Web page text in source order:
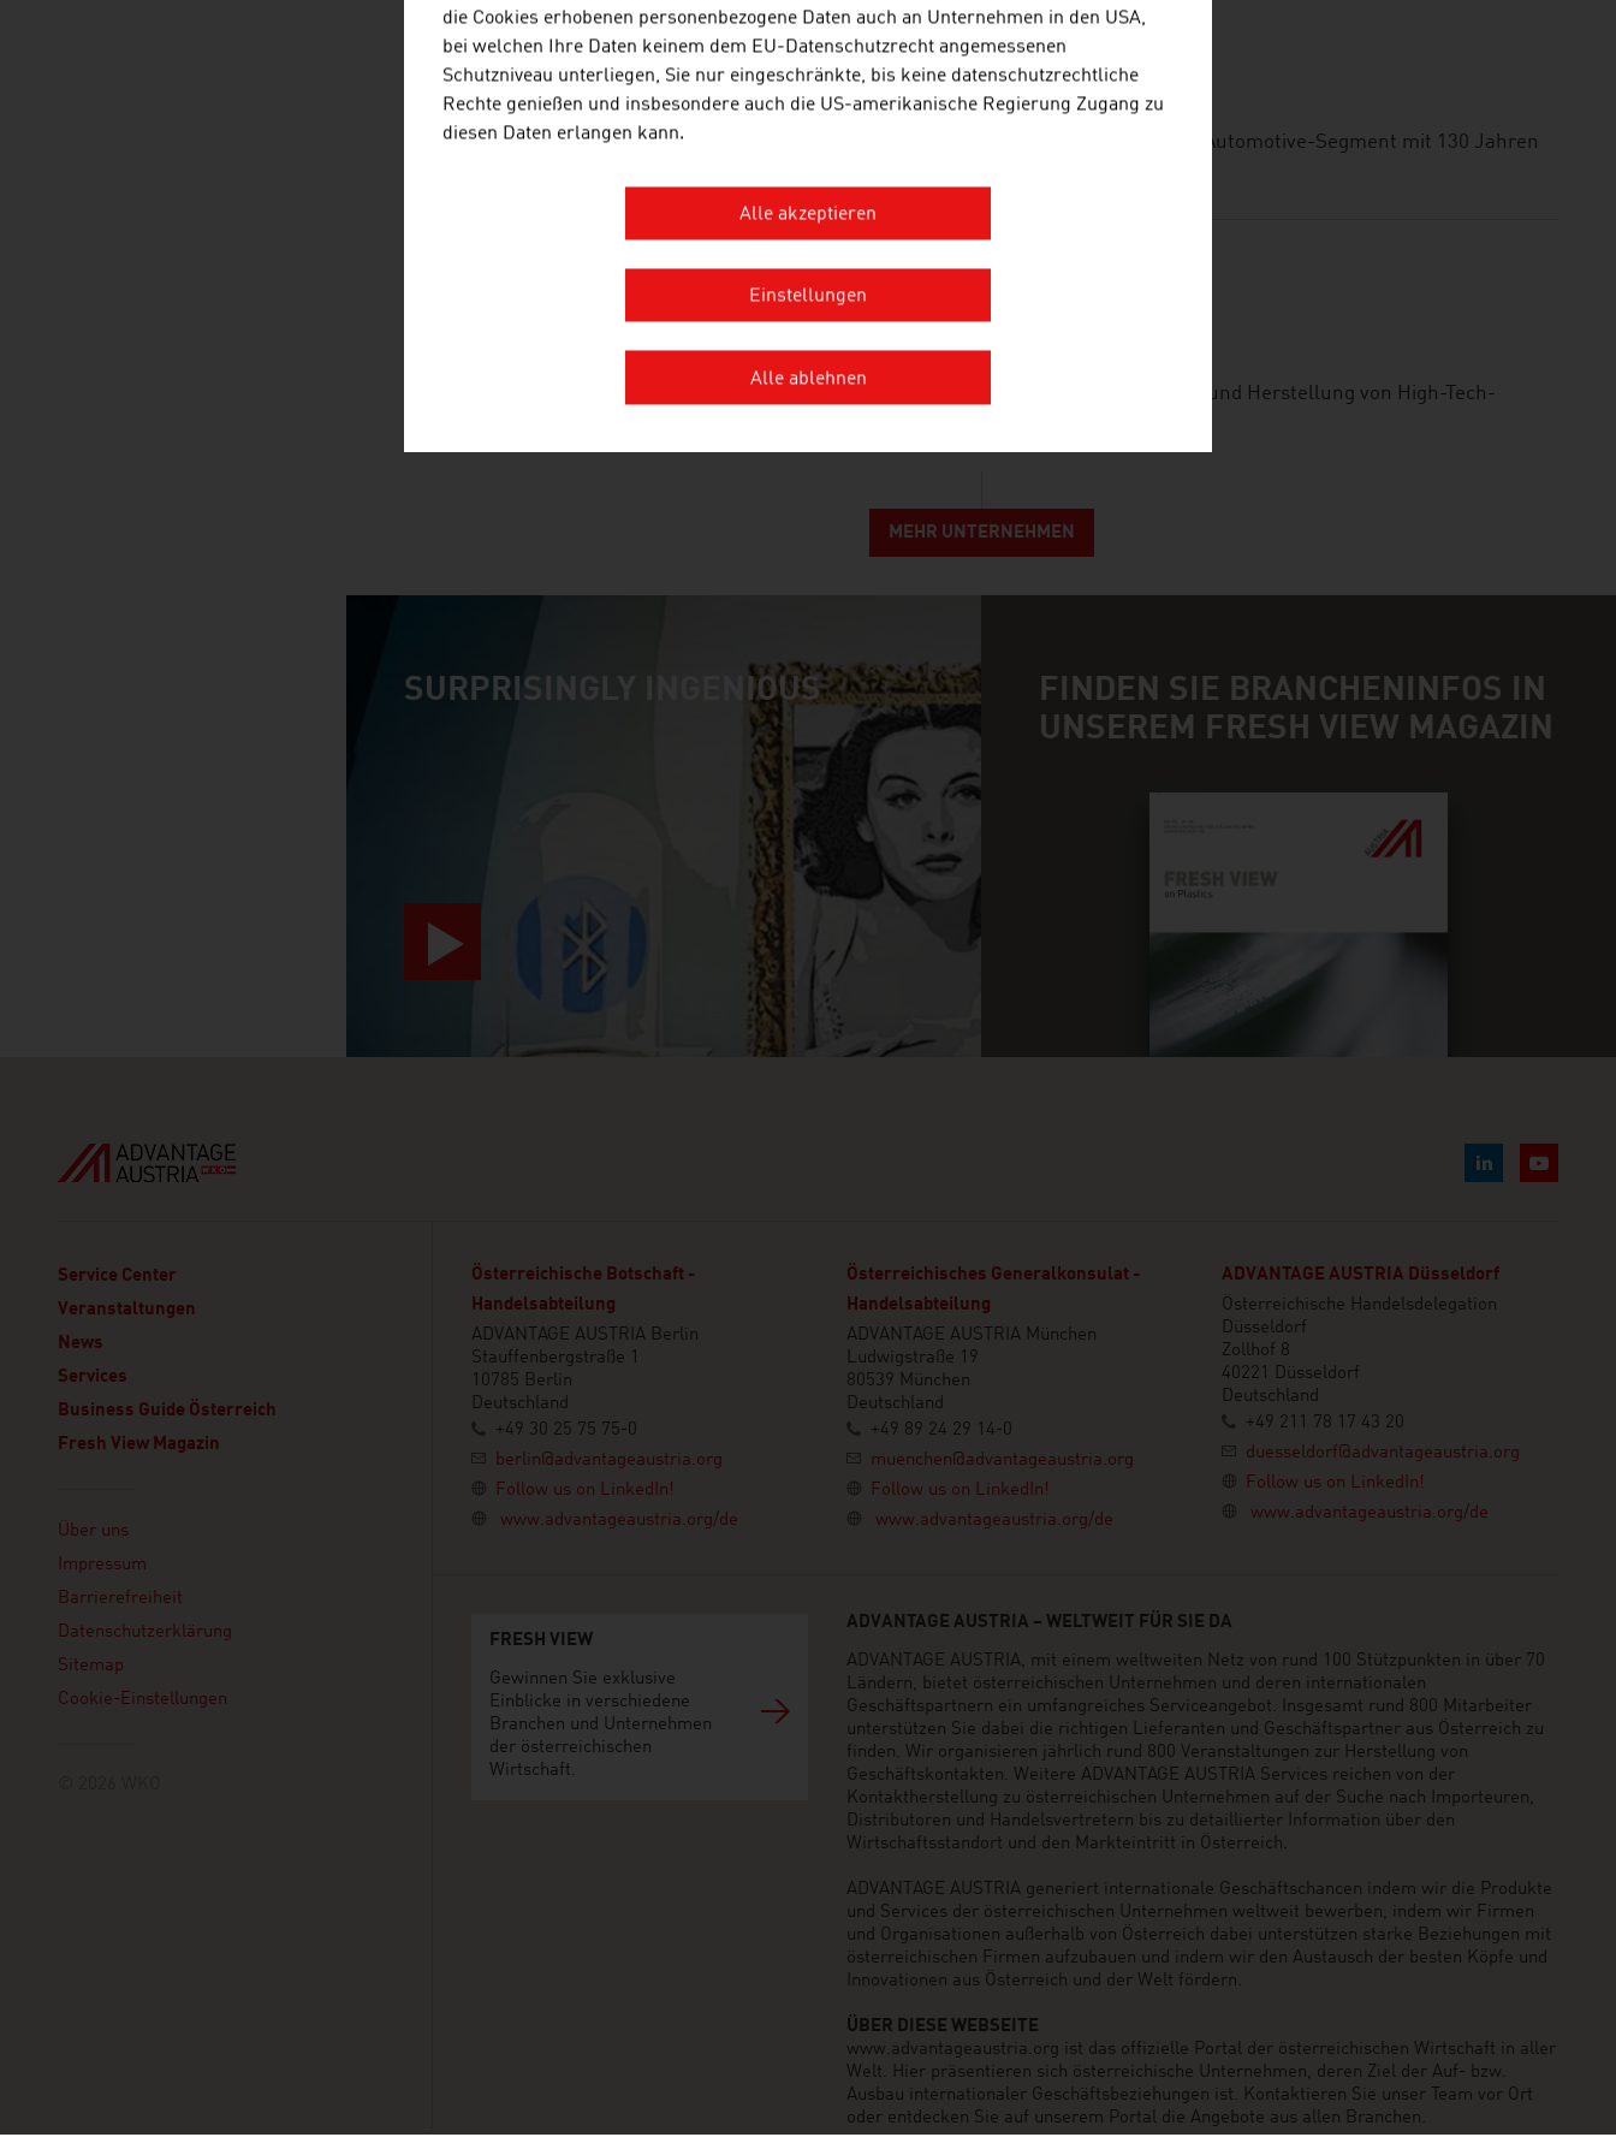
POLLMANN INTERNATIONAL GMBH
Pollmann ist ein weltweit agierendes Familienunternehmen im Automotive-Segment mit 130 Jahren
Der Qualitäts- und Technologieführer ifw ist auf die Entwicklung und Herstellung von High-Tech-
MEHR UNTERNEHMEN
SURPRISINGLY INGENIOUS
FINDEN SIE BRANCHENINFOS IN
UNSEREM FRESH VIEW MAGAZIN
Service Center
Veranstaltungen
News
Services
Business Guide Österreich
Fresh View Magazin
Über uns
Impressum
Barrierefreiheit
Datenschutzerklärung
Sitemap
Cookie-Einstellungen
Österreichische Botschaft -
Handelsabteilung
ADVANTAGE AUSTRIA Berlin
Stauffenbergstraße 1
10785 Berlin
Deutschland
+49 30 25 75 75-0
berlin@advantageaustria.org
Follow us on LinkedIn!
www.advantageaustria.org/de
Österreichisches Generalkonsulat -
Handelsabteilung
ADVANTAGE AUSTRIA München
Ludwigstraße 19
80539 München
Deutschland
+49 89 24 29 14-0
muenchen@advantageaustria.org
Follow us on LinkedIn!
www.advantageaustria.org/de
ADVANTAGE AUSTRIA Düsseldorf
Österreichische Handelsdelegation
Düsseldorf
Zollhof 8
40221 Düsseldorf
Deutschland
+49 211 78 17 43 20
duesseldorf@advantageaustria.org
Follow us on LinkedIn!
www.advantageaustria.org/de
FRESH VIEW
Gewinnen Sie exklusive
Einblicke in verschiedene
Branchen und Unternehmen
der österreichischen
Wirtschaft.
ADVANTAGE AUSTRIA – WELTWEIT FÜR SIE DA
ADVANTAGE AUSTRIA, mit einem weltweiten Netz von rund 100 Stützpunkten in über 70
Ländern, bietet österreichischen Unternehmen und deren internationalen
Geschäftspartnern ein umfangreiches Serviceangebot. Insgesamt rund 800 Mitarbeiter
unterstützen Sie dabei die richtigen Lieferanten und Geschäftspartner aus Österreich zu
finden. Wir organisieren jährlich rund 800 Veranstaltungen zur Herstellung von
Geschäftskontakten. Weitere ADVANTAGE AUSTRIA Services reichen von der
Kontaktherstellung zu österreichischen Unternehmen auf der Suche nach Importeuren,
Distributoren und Handelsvertretern bis zu detaillierter Information über den
Wirtschaftsstandort und den Markteintritt in Österreich.
ADVANTAGE AUSTRIA generiert internationale Geschäftschancen indem wir die Produkte
und Services der österreichischen Unternehmen weltweit bewerben, indem wir Firmen
und Organisationen außerhalb von Österreich dabei unterstützen starke Beziehungen mit
österreichischen Firmen aufzubauen und indem wir den Austausch der besten Köpfe und
Innovationen aus Österreich und der Welt fördern.
ÜBER DIESE WEBSEITE
www.advantageaustria.org ist das offizielle Portal der österreichischen Wirtschaft in aller
Welt. Hier präsentieren sich österreichische Unternehmen, deren Ziel der Auf- bzw.
Ausbau internationaler Geschäftsbeziehungen ist. Kontaktieren Sie unser Team vor Ort
oder entdecken Sie auf unserem Portal die Angebote aus allen Branchen.
die Cookies erhobenen personenbezogene Daten auch an Unternehmen in den USA,
bei welchen Ihre Daten keinem dem EU-Datenschutzrecht angemessenen
Schutzniveau unterliegen, Sie nur eingeschränkte, bis keine datenschutzrechtliche
Rechte genießen und insbesondere auch die US-amerikanische Regierung Zugang zu
diesen Daten erlangen kann.
Alle akzeptieren
Einstellungen
Alle ablehnen